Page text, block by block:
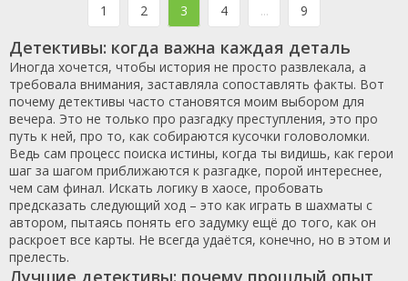
1 2 3 4 ... 9
Детективы: когда важна каждая деталь
Иногда хочется, чтобы история не просто развлекала, а
требовала внимания, заставляла сопоставлять факты. Вот
почему детективы часто становятся моим выбором для
вечера. Это не только про разгадку преступления, это про
путь к ней, про то, как собираются кусочки головоломки.
Ведь сам процесс поиска истины, когда ты видишь, как герои
шаг за шагом приближаются к разгадке, порой интереснее,
чем сам финал. Искать логику в хаосе, пробовать
предсказать следующий ход – это как играть в шахматы с
автором, пытаясь понять его задумку ещё до того, как он
раскроет все карты. Не всегда удаётся, конечно, но в этом и
прелесть.